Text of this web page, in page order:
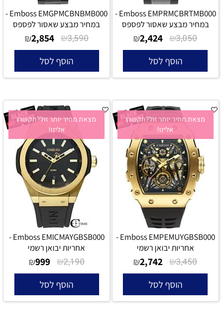
Emboss EMPRMCBRTMB000 -
במחיר מבצע שאסור לפספס
₪3,050
₪2,424
הוסף לסל
Emboss EMGPMCBNBMB000 -
במחיר מבצע שאסור לפספס
₪3,590
₪2,854
הוסף לסל
מצאת מחיר יותר זול?תקשרו
אלינו!
Emboss EMPEMUYGBSB000 -
אחריות יבואן רשמי
₪3,450
₪2,742
הוסף לסל
מצאת מחיר יותר זול?תקשרו
אלינו!
Emboss EMICMAYGBSB000 -
אחריות יבואן רשמי
₪2,190
₪999
הוסף לסל